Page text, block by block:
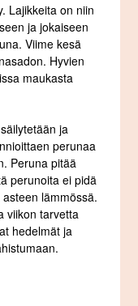
Lajikkeita on niin
ja jokaiseen
Viime kesä
Hyvien
maukasta
ja
perunaa
Peruna pitää
perunoita ei pidä
lämmössä.
viikon tarvetta
hedelmät ja